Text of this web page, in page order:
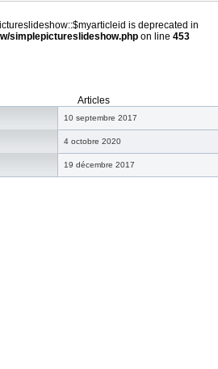
is deprecated in
simplepictureslideshow.phpon line 453
Articles
10 septembre 2017
4 octobre 2020
19 décembre 2017